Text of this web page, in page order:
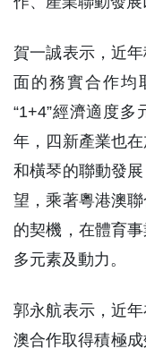
賀一誠表示，近
面的務實合作均
“1+4”經濟適度
年，四新產業也
和橫琴的聯動發
望，乘著粵港澳
的契機，在體育
多元素及動力。
郭永航表示，近
澳合作取得積極